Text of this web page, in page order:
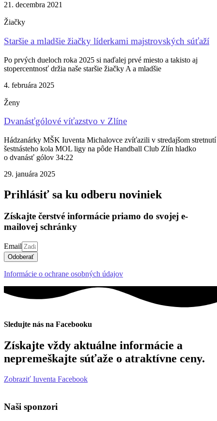
21. decembra 2021
Žiačky
Staršie a mladšie žiačky líderkami majstrovských súťaží
Po prvých dueloch roka 2025 si naďalej prvé miesto a takisto aj
stopercentnosť držia naše staršie žiačky A a mladšie
4. februára 2025
Ženy
Dvanásťgólové víťazstvo v Zlíne
Hádzanárky MŠK Iuventa Michalovce zvíťazili v stredajšom stretnutí
šestnásteho kola MOL ligy na pôde Handball Club Zlín hladko
o dvanásť gólov 34:22
29. januára 2025
Prihlásiť sa ku odberu noviniek
Získajte čerstvé informácie priamo do svojej e-
mailovej schránky
Email
Odoberať
Informácie o ochrane osobných údajov
Sledujte nás na Facebooku
Získajte vždy aktuálne informácie a
nepremeškajte súťaže o atraktívne ceny.
Zobraziť Iuventa Facebook
Naši sponzori